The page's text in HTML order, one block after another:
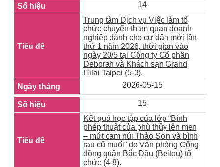
14
Trung tâm Dịch vụ Việc làm tổ
chức chuyến tham quan doanh
nghiệp dành cho cư dân mới lần
thứ 1 năm 2026, thời gian vào
ngày 20/5 tại Công ty Cổ phần
Deborah và Khách sạn Grand
Hilai Taipei (5-3).
2026-05-15
15
Kết quả học tập của lớp “Bình
phép thuật của phù thủy lên men
– mứt cam núi Thảo Sơn và bình
rau củ muối” do Văn phòng Cộng
đồng quận Bắc Đầu (Beitou) tổ
chức (4-8).